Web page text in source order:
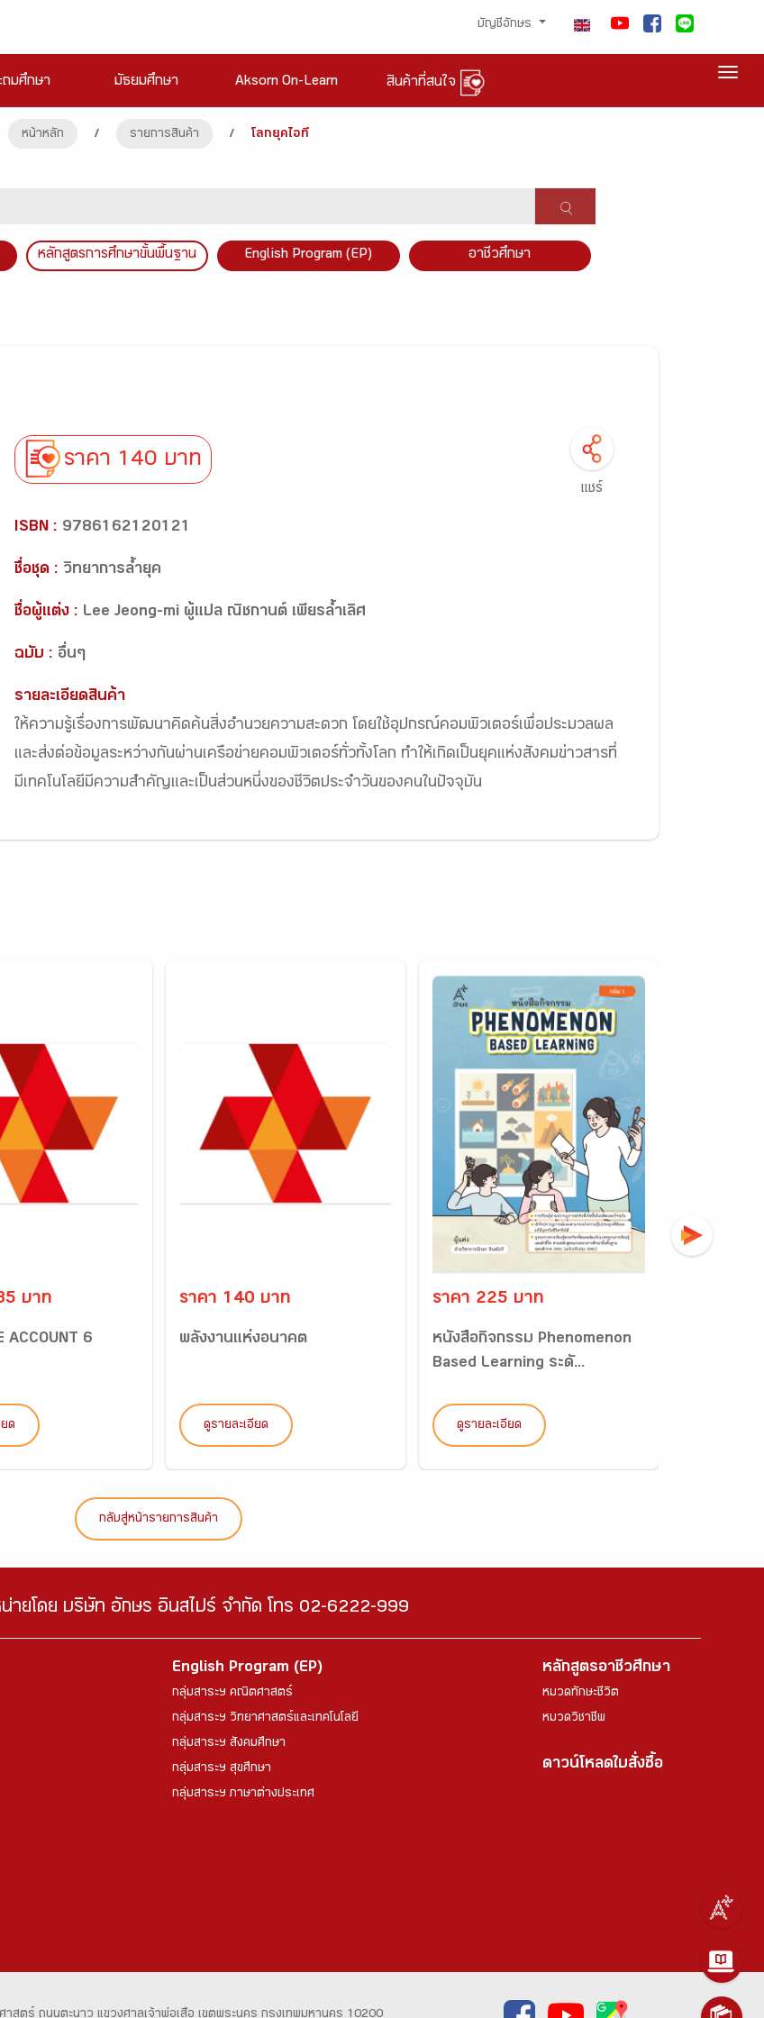
บัญชีอักษร
ถมศึกษา มัธยมศึกษา Aksorn On-Learn สินค้าที่สนใจ
หน้าหลัก / รายการสินค้า / โลกยุคไอที
หลักสูตรการศึกษาขั้นพื้นฐาน English Program (EP) อาชีวศึกษา
ราคา 140 บาท
แชร์
ISBN : 9786162120121
ชื่อชุด : วิทยาการล้ำยุค
ชื่อผู้แต่ง : Lee Jeong-mi ผู้แปล ณิชกานต์ เพียรล้ำเลิศ
ฉบับ : อื่นๆ
รายละเอียดสินค้า
ให้ความรู้เรื่องการพัฒนาคิดค้นสิ่งอำนวยความสะดวก โดยใช้อุปกรณ์คอมพิวเตอร์เพื่อประมวลผล
และส่งต่อข้อมูลระหว่างกันผ่านเครือข่ายคอมพิวเตอร์ทั่วทั้งโลก ทำให้เกิดเป็นยุคแห่งสังคมข่าวสารที่
มีเทคโนโลยีมีความสำคัญและเป็นส่วนหนี่งของชีวิตประจำวันของคนในปัจจุบัน
บาท
ACCOUNT 6
ยด
ราคา 140 บาท
พลังงานแห่งอนาคต
ดูรายละเอียด
ราคา 225 บาท
หนังสือกิจกรรม Phenomenon
Based Learning ระดั...
ดูรายละเอียด
กลับสู่หน้ารายการสินค้า
ายโดย บริษัท อักษร อินสไปร์ จำกัด โทร 02-6222-999
English Program (EP)
กลุ่มสาระฯ คณิตศาสตร์
กลุ่มสาระฯ วิทยาศาสตร์และเทคโนโลยี
กลุ่มสาระฯ สังคมศึกษา
กลุ่มสาระฯ สุขศึกษา
กลุ่มสาระฯ ภาษาต่างประเทศ
หลักสูตรอาชีวศึกษา
หมวดทักษะชีวิต
หมวดวิชาชีพ
ดาวน์โหลดใบสั่งซื้อ
าสตร์ ถนนตะนาว แขวงศาลเจ้าพ่อเสือ เขตพระนคร กรุงเทพมหานคร 10200